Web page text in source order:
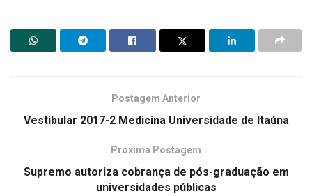
Postagem Anterior
Vestibular 2017-2 Medicina Universidade de Itaúna
Próxima Postagem
Supremo autoriza cobrança de pós-graduação em
universidades públicas